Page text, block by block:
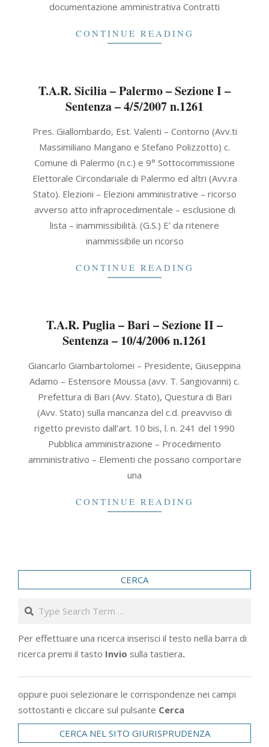
documentazione amministrativa Contratti
CONTINUE READING
T.A.R. Sicilia – Palermo – Sezione I –
Sentenza – 4/5/2007 n.1261
05-
Pres. Giallombardo, Est. Valenti – Contorno (Avv.ti
Massimiliano Mangano e Stefano Polizzotto) c.
Comune di Palermo (n.c.) e 9° Sottocommissione
Elettorale Circondariale di Palermo ed altri (Avv.ra
Stato). Elezioni – Elezioni amministrative – ricorso
avverso atto infraprocedimentale – esclusione di
lista – inammissibilità. (G.S.) E’ da ritenere
inammissibile un ricorso
CONTINUE READING
T.A.R. Puglia – Bari – Sezione II –
Sentenza – 10/4/2006 n.1261
04-
10
Giancarlo Giambartolomei – Presidente, Giuseppina
Adamo – Estensore Moussa (avv. T. Sangiovanni) c.
Prefettura di Bari (Avv. Stato), Questura di Bari
(Avv. Stato) sulla mancanza del c.d. preavviso di
rigetto previsto dall’art. 10 bis, l. n. 241 del 1990
Pubblica amministrazione – Procedimento
amministrativo – Elementi che possano comportare
una
CONTINUE READING
CERCA
Search
Per effettuare una ricerca inserisci il testo nella barra di
ricerca premi il tasto Invio sulla tastiera.
oppure puoi selezionare le corrispondenze nei campi
sottostanti e cliccare sul pulsante Cerca
CERCA NEL SITO GIURISPRUDENZA